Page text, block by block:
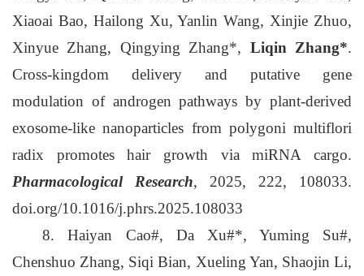
Xiaoai Bao, Hailong Xu, Yanlin Wang, Xinjie Zhuo,
Xinyue Zhang, Qingying Zhang*, Liqin Zhang*.
Cross-kingdom delivery and putative gene
modulation of androgen pathways by plant-derived
exosome-like nanoparticles from polygoni multiflori
radix promotes hair growth via miRNA cargo.
Pharmacological Research, 2025, 222, 108033.
doi.org/10.1016/j.phrs.2025.108033
8. Haiyan Cao#, Da Xu#*, Yuming Su#,
Chenshuo Zhang, Siqi Bian, Xueling Yan, Shaojin Li,